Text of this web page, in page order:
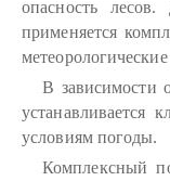
опасность
применяется
В зависимости
устанавливается
условиям погоды.
Комплексный